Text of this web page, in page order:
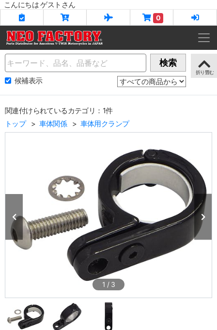
こんにちは ゲストさん
0
Name 検索
候補表示
関連付けられているカテゴリ：1件
トップ
車体関係 車体用クランプ
1 / 3